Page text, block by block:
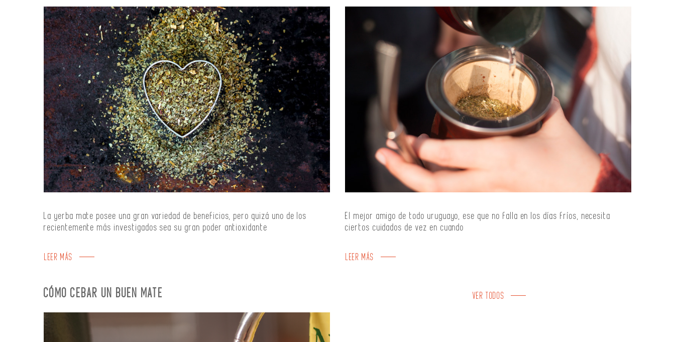
La yerba mate posee una gran variedad de beneficios, pero quizá uno de los
recientemente más investigados sea su gran poder antioxidante
LEER MÁS
El mejor amigo de todo uruguayo, ese que no falla en los días fríos, necesita
ciertos cuidados de vez en cuando
LEER MÁS
CÓMO CEBAR UN BUEN MATE VER TODOS